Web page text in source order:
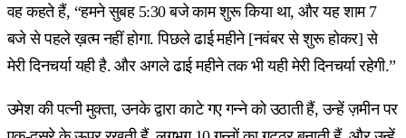
वह कहते हैं, “हमने सुबह 5:30 बजे काम शुरू किया था, और यह शाम 7
बजे से पहले ख़त्म नहीं होगा. पिछले ढाई महीने [नवंबर से शुरू होकर] से
मेरी दिनचर्या यही है. और अगले ढाई महीने तक भी यही मेरी दिनचर्या रहेगी.”
उमेश की पत्नी मुक्ता, उनके द्वारा काटे गए गन्ने को उठाती हैं, उन्हें ज़मीन पर